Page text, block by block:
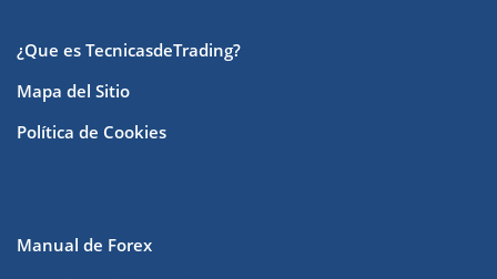
¿Que es TecnicasdeTrading?
Mapa del Sitio
Política de Cookies
Manual de Forex